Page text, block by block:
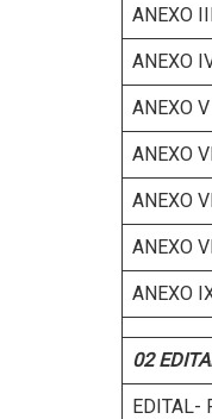
ANEXO
ANEXO
ANEXO
ANEXO
ANEXO
ANEXO
ANEXO
02
EDITAL-